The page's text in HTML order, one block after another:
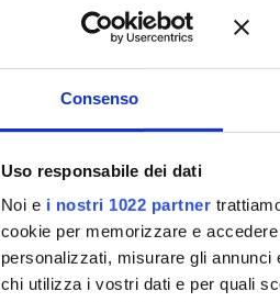
Consenso
Uso responsabile dei dati
Noi e i nostri 1022 partner
cookie per memorizzare e
personalizzati, misurare gli
chi utilizza i vostri dati e per quali
È il